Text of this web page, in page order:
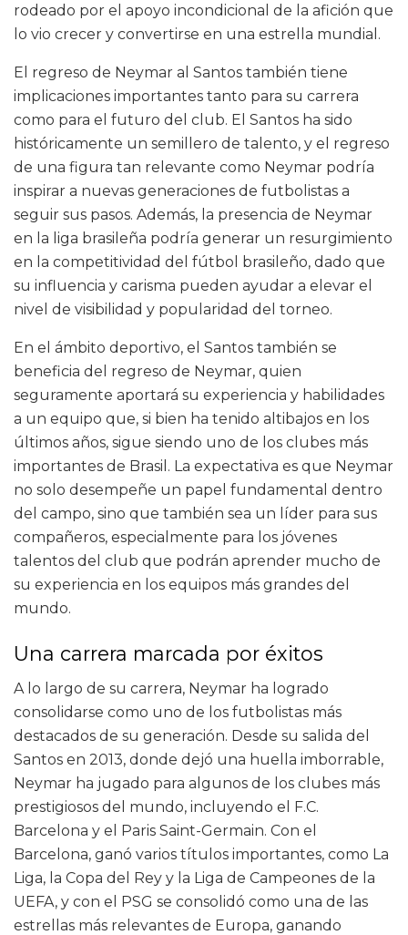
rodeado por el apoyo incondicional de la afición que
lo vio crecer y convertirse en una estrella mundial.
El regreso de Neymar al Santos también tiene
implicaciones importantes tanto para su carrera
como para el futuro del club. El Santos ha sido
históricamente un semillero de talento, y el regreso
de una figura tan relevante como Neymar podría
inspirar a nuevas generaciones de futbolistas a
seguir sus pasos. Además, la presencia de Neymar
en la liga brasileña podría generar un resurgimiento
en la competitividad del fútbol brasileño, dado que
su influencia y carisma pueden ayudar a elevar el
nivel de visibilidad y popularidad del torneo.
En el ámbito deportivo, el Santos también se
beneficia del regreso de Neymar, quien
seguramente aportará su experiencia y habilidades
a un equipo que, si bien ha tenido altibajos en los
últimos años, sigue siendo uno de los clubes más
importantes de Brasil. La expectativa es que Neymar
no solo desempeñe un papel fundamental dentro
del campo, sino que también sea un líder para sus
compañeros, especialmente para los jóvenes
talentos del club que podrán aprender mucho de
su experiencia en los equipos más grandes del
mundo.
Una carrera marcada por éxitos
A lo largo de su carrera, Neymar ha logrado
consolidarse como uno de los futbolistas más
destacados de su generación. Desde su salida del
Santos en 2013, donde dejó una huella imborrable,
Neymar ha jugado para algunos de los clubes más
prestigiosos del mundo, incluyendo el F.C.
Barcelona y el Paris Saint-Germain. Con el
Barcelona, ganó varios títulos importantes, como La
Liga, la Copa del Rey y la Liga de Campeones de la
UEFA, y con el PSG se consolidó como una de las
estrellas más relevantes de Europa, ganando